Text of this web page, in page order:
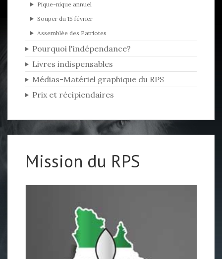
Pique-nique annuel
Souper du 15 février
Assemblée des Patriotes
Pourquoi l'indépendance?
Livres indispensables
Médias-Matériel graphique du RPS
Prix et récipiendaires
Mission du RPS